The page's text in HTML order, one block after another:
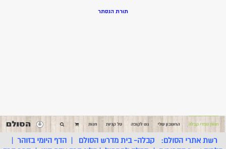
תורת הנסתר
רשת אתרי הסולם: קבלה- בית מדרש הסולם |הדף היומי בזוהר |